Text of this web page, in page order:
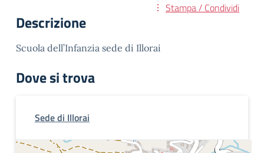
Stampa / Condividi
Descrizione
Scuola dell’Infanzia sede di Illorai
Dove si trova
Sede di Illorai